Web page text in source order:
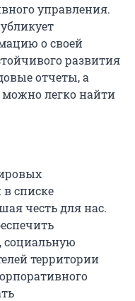
управления.
о своей
развития
отчеты, а
можно легко найти
списке
честь для нас.
социальную
территории